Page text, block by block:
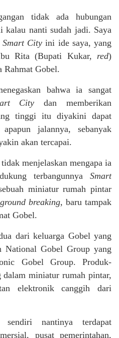
tidak ada hubungan
kalau nanti sudah jadi. Saya
Smart Cityini ide saya, yang
Rita (Bupati Kukar, red)
Rahmat Gobel.
bahwa ia sangat
City dan memberikan
tinggi itu diyakini dapat
jalannya, sebanyak
akan tercapai.
menjelaskan mengapa ia
terbangunnya Smart
miniatur rumah pintar
ground breaking, baru tampak
Gobel.
dari keluarga Gobel yang
National Gobel Group yang
Gobel Group. Produk-
dalam miniatur rumah pintar,
elektronik canggih dari
nantinya terdapat
pusat pemerintahan,